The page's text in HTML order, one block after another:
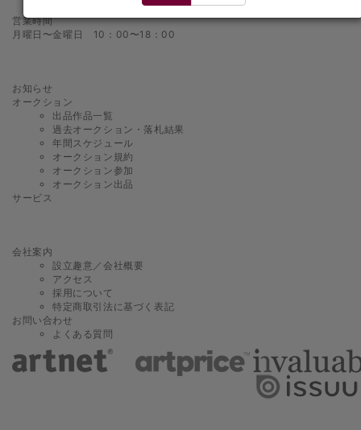
営業時間
月曜日〜金曜日 10：00〜18：00
お知らせ
オークション
出品作品一覧
過去オークション・落札結果
年間スケジュール
オークション規約
オークション参加
オークション出品
サービス
会社案内
設立趣意／会社概要
アクセス
採用について
特定商取引法に基づく表記
お問い合わせ
よくある質問